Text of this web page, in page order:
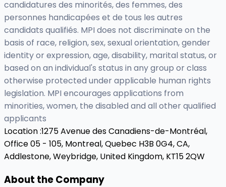
candidatures des minorités, des femmes, des
personnes handicapées et de tous les autres
candidats qualifiés. MPI does not discriminate on the
basis of race, religion, sex, sexual orientation, gender
identity or expression, age, disability, marital status, or
based on an individual's status in any group or class
otherwise protected under applicable human rights
legislation. MPI encourages applications from
minorities, women, the disabled and all other qualified
applicants
Location :1275 Avenue des Canadiens-de-Montréal,
Office 05 - 105, Montreal, Quebec H3B 0G4, CA,
Addlestone, Weybridge, United Kingdom, KT15 2QW
About the Company